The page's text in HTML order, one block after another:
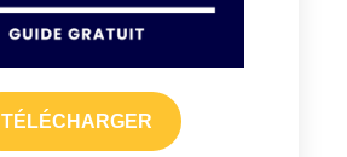
TÉLÉCHARGER